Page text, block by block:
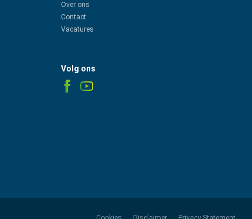
Over ons
Contact
Vacatures
Volg ons